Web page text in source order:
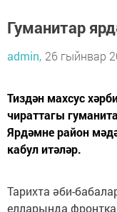
Гуманитар
admin, 26 гыйнвар
Тиздән махсус
чираттагы
Ярдәмне район
кабул итәләр.
Тарихта әби-
елларында